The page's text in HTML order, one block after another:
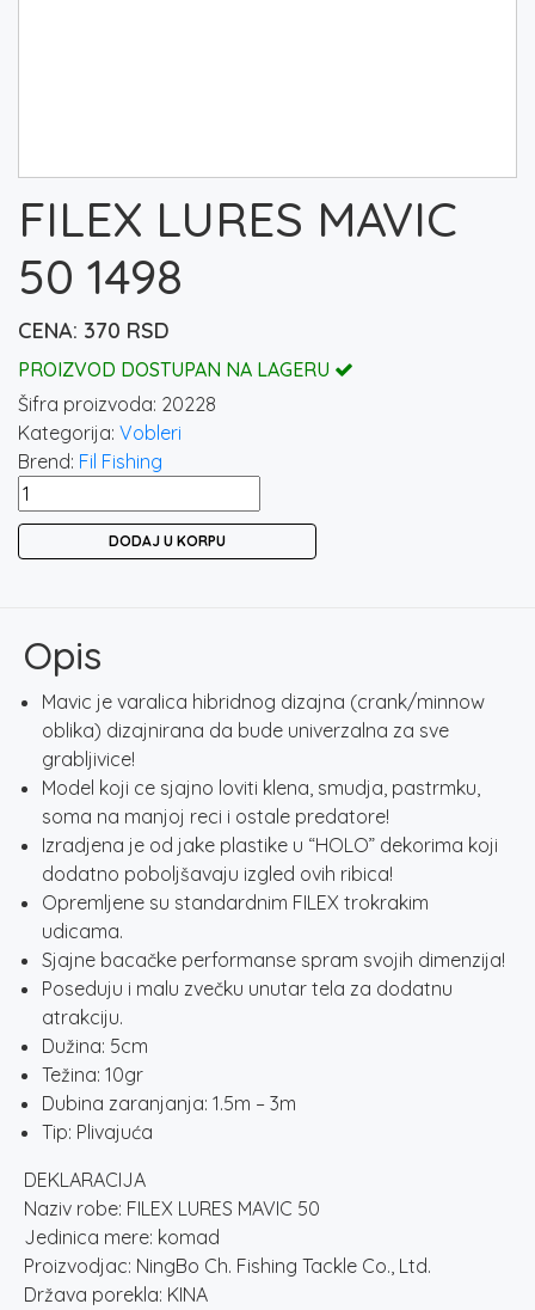
FILEX LURES MAVIC
50 1498
370 RSD
PROIZVOD DOSTUPAN NA LAGERU
Šifra proizvoda: 20228
Kategorija: Vobleri
Brend: Fil Fishing
FILEX
LURES
DODAJ U KORPU
Opis
Mavic je varalica hibridnog dizajna (crank/minnow
oblika) dizajnirana da bude univerzalna za sve
grabljivice!
Model koji ce sjajno loviti klena, smudja, pastrmku,
soma na manjoj reci i ostale predatore!
Izradjena je od jake plastike u “HOLO” dekorima koji
dodatno poboljšavaju izgled ovih ribica!
Opremljene su standardnim FILEX trokrakim
udicama.
Sjajne bacačke performanse spram svojih dimenzija!
Poseduju i malu zvečku unutar tela za dodatnu
atrakciju.
Dužina: 5cm
Težina: 10gr
Dubina zaranjanja: 1.5m – 3m
Tip: Plivajuća
DEKLARACIJA
Naziv robe: FILEX LURES MAVIC 50
Jedinica mere: komad
Proizvodjac: NingBo Ch. Fishing Tackle Co., Ltd.
Država porekla: KINA